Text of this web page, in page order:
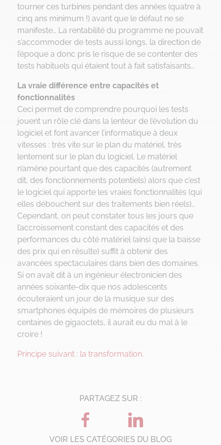
tourner ces turbines pendant des années (quatre à
cinq ans minimum !) avant que le défaut ne se
manifeste… La rentabilité du programme ne pouvait
s’accommoder de tests aussi longs, la direction de
l’époque a donc pris le risque de se contenter des
tests habituels qui étaient tout à fait satisfaisants…
La vraie différence entre capacités et
fonctionnalités
Ceci permet de comprendre pourquoi les tests
jouent un rôle clé dans la lenteur de l’évolution du
logiciel et font avancer l’informatique à deux
vitesses : très vite sur le plan du matériel, très
lentement sur le plan du logiciel. Le matériel
n’amène pourtant que des capacités (autrement
dit, des fonctionnements potentiels) alors que c’est
le logiciel qui apporte les vraies fonctionnalités (qui
elles débouchent sur des traitements bien réels)…
Cependant, on peut constater tous les jours que
l’accroissement constant des capacités et des
performances du côté matériel (ainsi que la baisse
des prix qui en résulte) suffit à obtenir des
avancées spectaculaires dans bien des domaines.
Si on avait dit à un ingénieur électronicien des
années soixante-dix que nos adolescents
écouteraient un jour de la musique sur des
smartphones équipés de mémoires de plusieurs
centaines de gigaoctets, il aurait eu du mal à le
croire !
Principe suivant : la transformation.
PARTAGEZ SUR :
VOIR LES CATÉGORIES DU BLOG